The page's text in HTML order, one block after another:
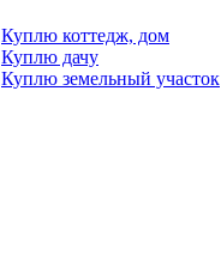
Куплю коттедж, дом
Куплю дачу
Куплю земельный участок